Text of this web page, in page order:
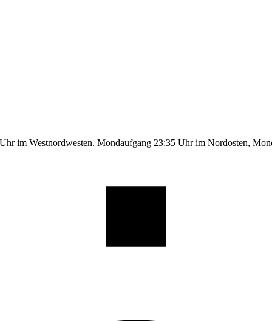
im Westnordwesten. Mondaufgang 23:35 Uhr im Nordosten,